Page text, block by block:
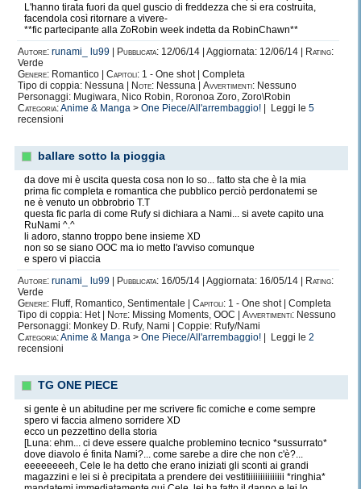
L'hanno tirata fuori da quel guscio di freddezza che si era costruita,
facendola così ritornare a vivere-
**fic partecipante alla ZoRobin week indetta da RobinChawn**
Autore: runami_ lu99 Pubblicata: 12/06/14 | Aggiornata: 12/06/14 |
Rating:
Verde
Genere: Romantico | Capitoli: 1 - One shot | Completa
Tipo di coppia: Nessuna |
Note: Nessuna | Avvertimenti: Nessuno
Personaggi: Mugiwara, Nico Robin, Roronoa Zoro, Zoro\Robin
Categoria:Anime & Manga > One Piece/All'arrembaggio! | Leggi le 5
recensioni
ballare sotto la pioggia
da dove mi è uscita questa cosa non lo so... fatto sta che è la mia
prima fic completa e romantica che pubblico perciò perdonatemi se
ne è venuto un obbrobrio T.T
questa fic parla di come Rufy si dichiara a Nami... si avete capito una
RuNami ^.^
li adoro, stanno troppo bene insieme XD
non so se siano OOC ma io metto l'avviso comunque
e spero vi piaccia
Autore: runami_ lu99 Pubblicata: 16/05/14 | Aggiornata: 16/05/14 |
Rating:
Verde
Genere: Fluff, Romantico, Sentimentale | Capitoli: 1 - One shot | Completa
Tipo di coppia: Het |
Note: Missing Moments, OOC | Avvertimenti: Nessuno
Personaggi: Monkey D. Rufy, Nami | Coppie: Rufy/Nami
Categoria:Anime & Manga > One Piece/All'arrembaggio! | Leggi le 2
recensioni
TG ONE PIECE
si gente è un abitudine per me scrivere fic comiche e come sempre
spero vi faccia almeno sorridere XD
ecco un pezzettino della storia
[Luna: ehm... ci deve essere qualche problemino tecnico *sussurrato*
dove diavolo é finita Nami?... come sarebe a dire che non c'è?...
eeeeeeeeh, Cele le ha detto che erano iniziati gli sconti ai grandi
magazzini e lei si è precipitata a prendere dei vestitiiiiiiiiiiiiiii *ringhia*